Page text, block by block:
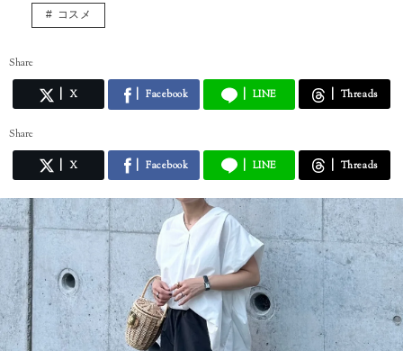
コスメ
Share
X Facebook LINE Threads
Share
X Facebook LINE Threads